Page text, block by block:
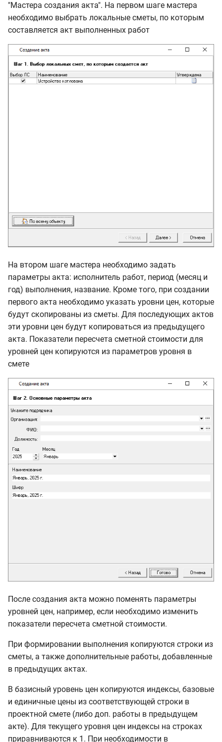
"Мастера создания акта". На первом шаге мастера
необходимо выбрать локальные сметы, по которым
составляется акт выполненных работ
На втором шаге мастера необходимо задать
параметры акта: исполнитель работ, период (месяц и
год) выполнения, название. Кроме того, при создании
первого акта необходимо указать уровни цен, которые
будут скопированы из сметы. Для последующих актов
эти уровни цен будут копироваться из предыдущего
акта. Показатели пересчета сметной стоимости для
уровней цен копируются из параметров уровня в
смете
После создания акта можно поменять параметры
уровней цен, например, если необходимо изменить
показатели пересчета сметной стоимости.
При формировании выполнения копируются строки из
сметы, а также дополнительные работы, добавленные
в предыдущих актах.
В базисный уровень цен копируются индексы, базовые
и единичные цены из соответствующей строки в
проектной смете (либо доп. работы в предыдущем
акте). Для текущего уровня цен индексы на строках
приравниваются к 1. При необходимости в